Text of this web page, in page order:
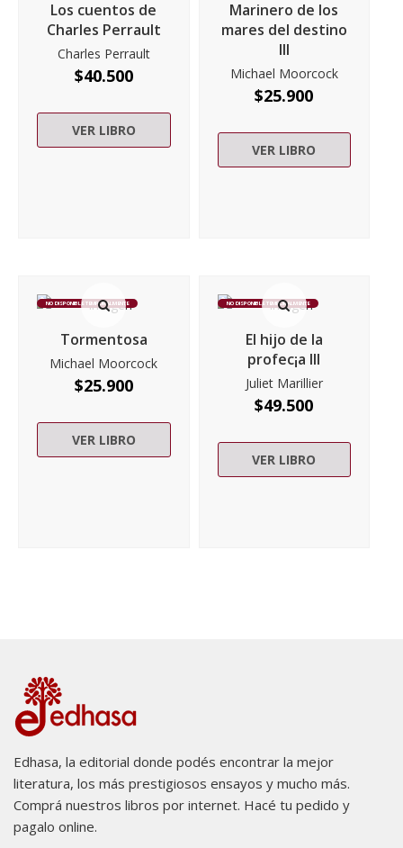
Los cuentos de
Charles Perrault
Charles Perrault
$40.500
VER LIBRO
Marinero de los
mares del destino
III
Michael Moorcock
$25.900
VER LIBRO
NO DISPONIBLE TEMPORALMENTE
Tormentosa
Michael Moorcock
$25.900
VER LIBRO
NO DISPONIBLE TEMPORALMENTE
El hijo de la
profec¡a III
Juliet Marillier
$49.500
VER LIBRO
Edhasa, la editorial donde podés encontrar la mejor
literatura, los más prestigiosos ensayos y mucho más.
Comprá nuestros libros por internet. Hacé tu pedido y
pagalo online.